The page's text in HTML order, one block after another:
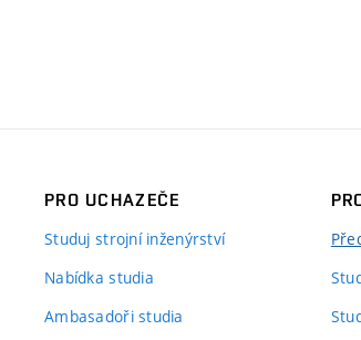
PRO UCHAZEČE
Studuj strojní inženýrství
Nabídka studia
Ambasadoři studia